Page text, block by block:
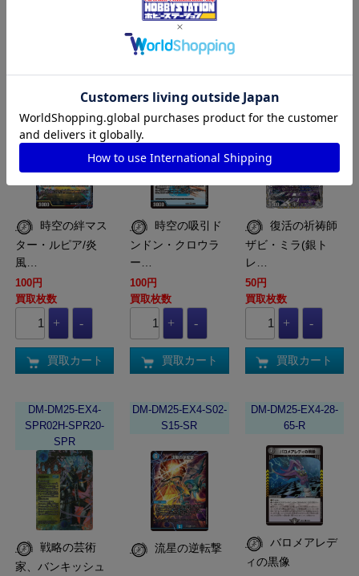
買取カート
DM-DM25-EX4-S07-
S15-SR
ター・ルピア/炎
風…
100円
買取枚数
買取カート
DM-DM25-EX4-04-
65-VR
ンドン・クロウラ
ー…
100円
買取枚数
買取カート
DM-DM25-EX4-
TR08-TR21-SR
ザビ・ミラ(銀ト
レ…
50円
買取枚数
買取カート
DM-DM25-EX4-
SPR02H-SPR20-
SPR
家、バンキッシュ
DM-DM25-EX4-S02-
S15-SR
流星の逆転撃
DM-DM25-EX4-28-
65-R
ィの黒像